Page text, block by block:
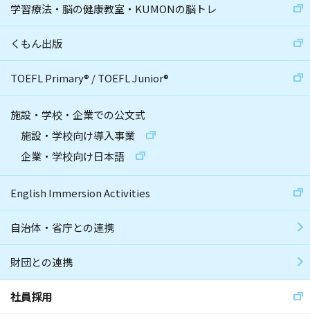
学習療法・脳の健康教室・KUMONの脳トレ
くもん出版
TOEFL Primary® /TOEFL Junior®
施設・学校・企業での公文式
施設・学校向け導入事業
企業・学校向け日本語
English Immersion Activities
自治体・省庁との連携
財団との連携
社員採用